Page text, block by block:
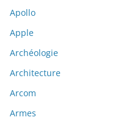
Apollo
Apple
Archéologie
Architecture
Arcom
Armes